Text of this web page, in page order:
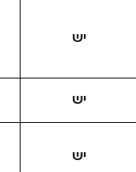
יש
יש
יש